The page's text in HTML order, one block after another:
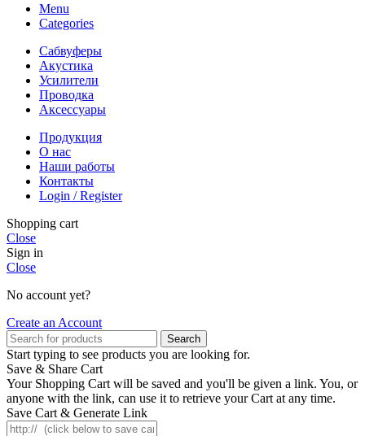
Menu
Categories
Сабвуферы
Акустика
Усилители
Проводка
Аксессуары
Продукция
О нас
Наши работы
Контакты
Login / Register
Shopping cart
Close
Sign in
Close
No account yet?
Create an Account
Search
Start typing to see products you are looking for.
Save & Share Cart
Your Shopping Cart will be saved and you'll be given a link. You, or
anyone with the link, can use it to retrieve your Cart at any time.
Save Cart & Generate Link